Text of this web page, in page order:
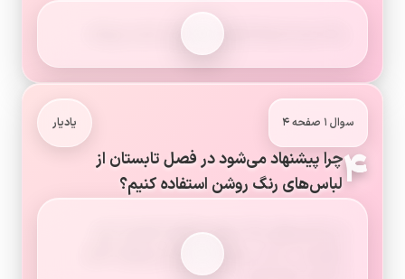
رنگ تیره (سیاه) گرمای بیشتری را جذب می‌کند.
سوال ۱ صفحه ۴ یادیار
۴چرا پیشنهاد می‌شود در فصل تابستان از
لباس‌های رنگ روشن استفاده کنیم؟
زیرا لباس‌های رنگ روشن، گرمای کمتری از نور
خورشید را جذب می‌کنند و باعث می‌شوند کمتر